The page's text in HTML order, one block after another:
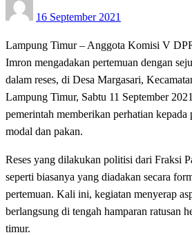
on
16 September 2021
Lampung Timur – Anggota Komisi V
Imron mengadakan pertemuan dengan
dalam reses, di Desa Margasari,
Lampung Timur, Sabtu 11 September
pemerintah memberikan perhatian kepada
modal dan pakan.
Reses yang dilakukan politisi dari Fraksi
seperti biasanya yang diadakan secara
pertemuan. Kali ini, kegiatan menyerap
berlangsung di tengah hamparan ratusan
timur.